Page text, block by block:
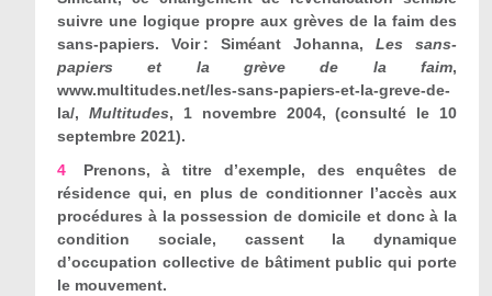
suivre une logique propre aux grèves de la faim des
sans-papiers. Voir : Siméant Johanna,Les sans-
papiers et la grève de la faim,
www.multitudes.net/les-sans-papiers-et-la-greve-de-
la/, Multitudes, 1 novembre 2004, (consulté le 10
septembre 2021).
4
Prenons, à titre d’exemple, des enquêtes de
résidence qui, en plus de conditionner l’accès aux
procédures à la possession de domicile et donc à la
condition sociale, cassent la dynamique
d’occupation collective de bâtiment public qui porte
le mouvement.